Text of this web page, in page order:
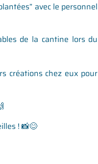
avec le personnel
de la cantine lors du
créations chez eux pour
! 📸😊